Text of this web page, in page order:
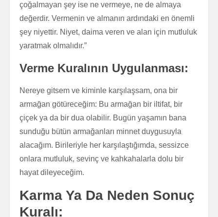
çoğalmayan şey ise ne vermeye, ne de almaya
değerdir. Vermenin ve almanın ardındaki en önemli
şey niyettir. Niyet, daima veren ve alan için mutluluk
yaratmak olmalıdır.”
Verme Kuralının Uygulanması:
Nereye gitsem ve kiminle karşılaşsam, ona bir
armağan götüreceğim: Bu armağan bir iltifat, bir
çiçek ya da bir dua olabilir. Bugün yaşamın bana
sunduğu bütün armağanları minnet duygusuyla
alacağım. Birileriyle her karşılaştığımda, sessizce
onlara mutluluk, sevinç ve kahkahalarla dolu bir
hayat dileyeceğim.
Karma Ya Da Neden Sonuç
Kuralı: